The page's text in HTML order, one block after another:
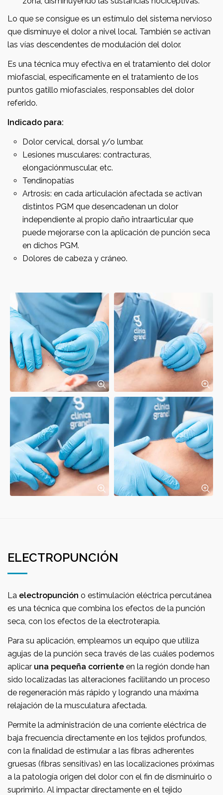
Lo que se consigue es un estímulo del sistema nervioso
que disminuye el dolor a nivel local. También se activan
las vías descendentes de modulación del dolor.
Es una técnica muy efectiva en el tratamiento del dolor
miofascial, específicamente en el tratamiento de los
puntos gatillo miofasciales, responsables del dolor
referido.
Indicado para:
Dolor cervical, dorsal y/o lumbar.
Lesiones musculares: contracturas,
elongaciónmuscular, etc.
Tendinopatías
Artrosis: en cada articulación afectada se activan
distintos PGM que desencadenan un dolor
independiente al propio daño intraarticular que
puede mejorarse con la aplicación de punción seca
en dichos PGM.
Dolores de cabeza y cráneo.
ELECTROPUNCIÓN
La electropunción o estimulación eléctrica percutánea
es una técnica que combina los efectos de la punción
seca, con los efectos de la electroterapia.
Para su aplicación, empleamos un equipo que utiliza
agujas de la punción seca través de las cuáles podemos
aplicar una pequeña corriente en la región donde han
sido localizadas las alteraciones facilitando un proceso
de regeneración más rápido y logrando una máxima
relajación de la musculatura afectada.
Permite la administración de una corriente eléctrica de
baja frecuencia directamente en los tejidos profundos,
con la finalidad de estimular a las fibras adherentes
gruesas (fibras sensitivas) en las localizaciones próximas
a la patología origen del dolor con el fin de disminuirlo o
suprimirlo. Al impactar directamente en el tejido